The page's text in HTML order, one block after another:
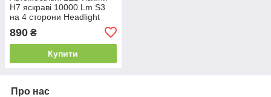
H7 яскраві 10000 Lm S3
на 4 сторони Headlight
світло. Комплект 2 шт
890 ₴
Купити
Про нас